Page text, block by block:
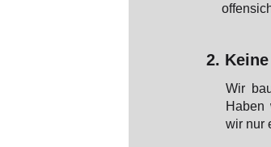
2.
Wir
Haben
wir nur